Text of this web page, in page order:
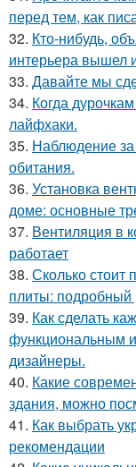
перед тем, как
32. Кто-нибудь,
интерьера вышел
33. Давайте мы
34. Когда
лайфхаки.
35. Наблюдение за
обитания.
36. Установка
доме: основные
37. Вентиляция в
работает
38. Сколько стоит
плиты: подробный
39. Как сделать
функциональным
дизайнеры.
40. Какие
здания, можно
41. Как выбрать
рекомендации